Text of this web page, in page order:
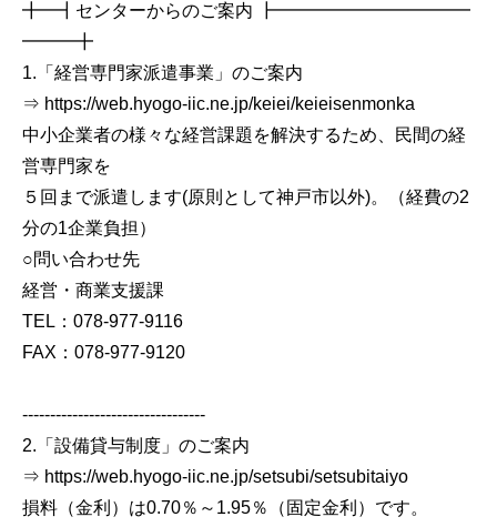
╋━┫センターからのご案内 ┣━━━━━━━━━━━
━━━╋
1.「経営専門家派遣事業」のご案内
⇒ https://web.hyogo-iic.ne.jp/keiei/keieisenmonka
中小企業者の様々な経営課題を解決するため、民間の経
営専門家を
５回まで派遣します(原則として神戸市以外)。（経費の2
分の1企業負担）
○問い合わせ先
経営・商業支援課
TEL：078-977-9116
FAX：078-977-9120
---------------------------------
2.「設備貸与制度」のご案内
⇒ https://web.hyogo-iic.ne.jp/setsubi/setsubitaiyo
損料（金利）は0.70％～1.95％（固定金利）です。